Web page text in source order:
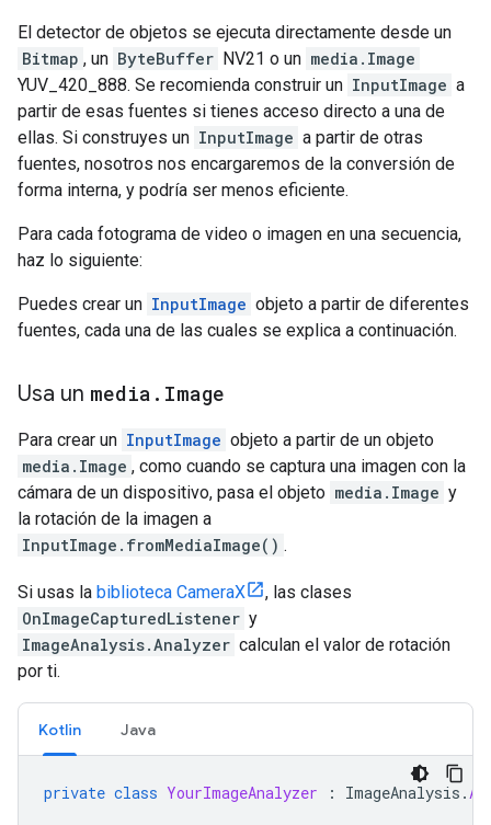
El detector de objetos se ejecuta directamente desde un
Bitmap , un ByteBuffer NV21 o un media.Image
YUV_420_888. Se recomienda construir un InputImage a
partir de esas fuentes si tienes acceso directo a una de
ellas. Si construyes un InputImage a partir de otras
fuentes, nosotros nos encargaremos de la conversión de
forma interna, y podría ser menos eficiente.
Para cada fotograma de video o imagen en una secuencia,
haz lo siguiente:
Puedes crear un InputImage objeto a partir de diferentes
fuentes, cada una de las cuales se explica a continuación.
Usa un media . Image
Para crear un InputImage objeto a partir de un objeto
media.Image , como cuando se captura una imagen con la
cámara de un dispositivo, pasa el objeto media.Image y
la rotación de la imagen a
InputImage.fromMediaImage() .
Si usas la biblioteca CameraX
, las clases
OnImageCapturedListener y
ImageAnalysis.Analyzer calculan el valor de rotación
por ti.
Kotlin Java
private class YourImageAnalyzer : ImageAnalysis .